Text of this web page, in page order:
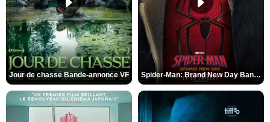
Jour de chasse Bande-annonce VF Spider-Man: Brand New Day Bande-annonce (3) VO STFR